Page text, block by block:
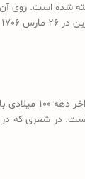
شده است. روی
قدیمی ترین